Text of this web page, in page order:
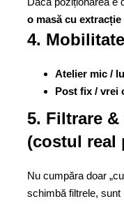
o masă cu extracție
4.
Atelier mic /
Post fix / vrei
5. Filtrare
(costul real
Nu cumpăra doar
schimbă filtrele,